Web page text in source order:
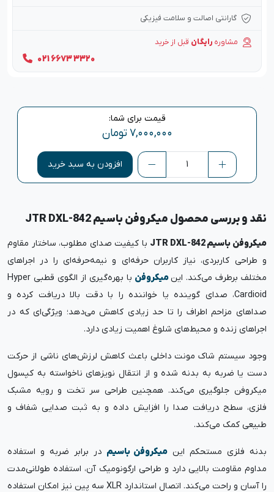
گارانتی اصالت و سلامت فیزیکی
مشاوره رایگان قبل از خرید
021 6673 3320
قیمت برای شما:
۷,۰۰۰,۰۰۰تومان
افزودن به سبد خرید
نقد و بررسی محصول میکروفن باسیم JTR DXL-842
میکروفن باسیم JTR DXL-842
با کیفیت صدای مطلوب، ساختار مقاوم
و طراحی کاربردی، نیاز کاربران حرفه‌ای و نیمه‌حرفه‌ای را در اجراهای
مختلف برطرف می‌کند. اینمیکروفن
با بهره‌گیری از الگوی قطبی Hyper
Cardioid، صدای گوینده یا خواننده را با دقت بالا دریافت کرده و
صداهای مزاحم اطراف را تا حد زیادی کاهش می‌دهد؛ ویژگی‌ای که در
اجراهای زنده و محیط‌های شلوغ اهمیت زیادی دارد.
وجود سیستم شاک مونت داخلی باعث کاهش لرزش‌های ناشی از حرکت
دست یا ضربه به بدنه شده و از انتقال نویزهای ناخواسته به کپسول
میکروفن جلوگیری می‌کند. همچنین طراحی سر تخت و رویه مشبک
فلزی، سطح دریافت صدا را افزایش داده و به ثبت صدایی شفاف و
طبیعی کمک می‌کند.
بدنه فلزی مستحکم این میکروفن باسیم در برابر ضربه و استفاده
مداوم مقاومت بالایی دارد و طراحی ارگونومیک آن، استفاده طولانی‌مدت
را آسان و راحت می‌کند. اتصال استاندارد XLR سه پین نیز امکان استفاده